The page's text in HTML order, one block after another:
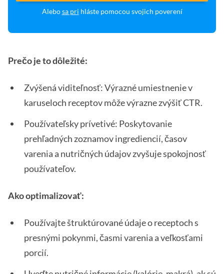
Alebosa pri hláste pomocou svojich poverení
Prečo je to dôležité:
Zvýšená viditeľnosť: Výrazné umiestnenie v
karuseloch receptov môže výrazne zvýšiť CTR.
Používateľsky prívetivé: Poskytovanie
prehľadných zoznamov ingrediencií, časov
varenia a nutričných údajov zvyšuje spokojnosť
používateľov.
Ako optimalizovať:
Používajte štruktúrované údaje o receptoch s
presnými pokynmi, časmi varenia a veľkosťami
porcií.